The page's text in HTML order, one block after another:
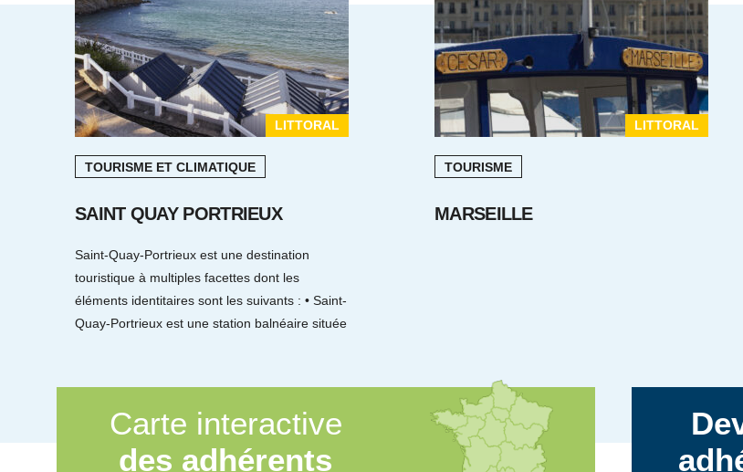
LITTORAL
TOURISME ET CLIMATIQUE
SAINT QUAY PORTRIEUX
Saint-Quay-Portrieux est une destination
touristique à multiples facettes dont les
éléments identitaires sont les suivants : • Saint-
Quay-Portrieux est une station balnéaire située
LITTORAL
TOURISME
MARSEILLE
Carte interactive
des adhérents